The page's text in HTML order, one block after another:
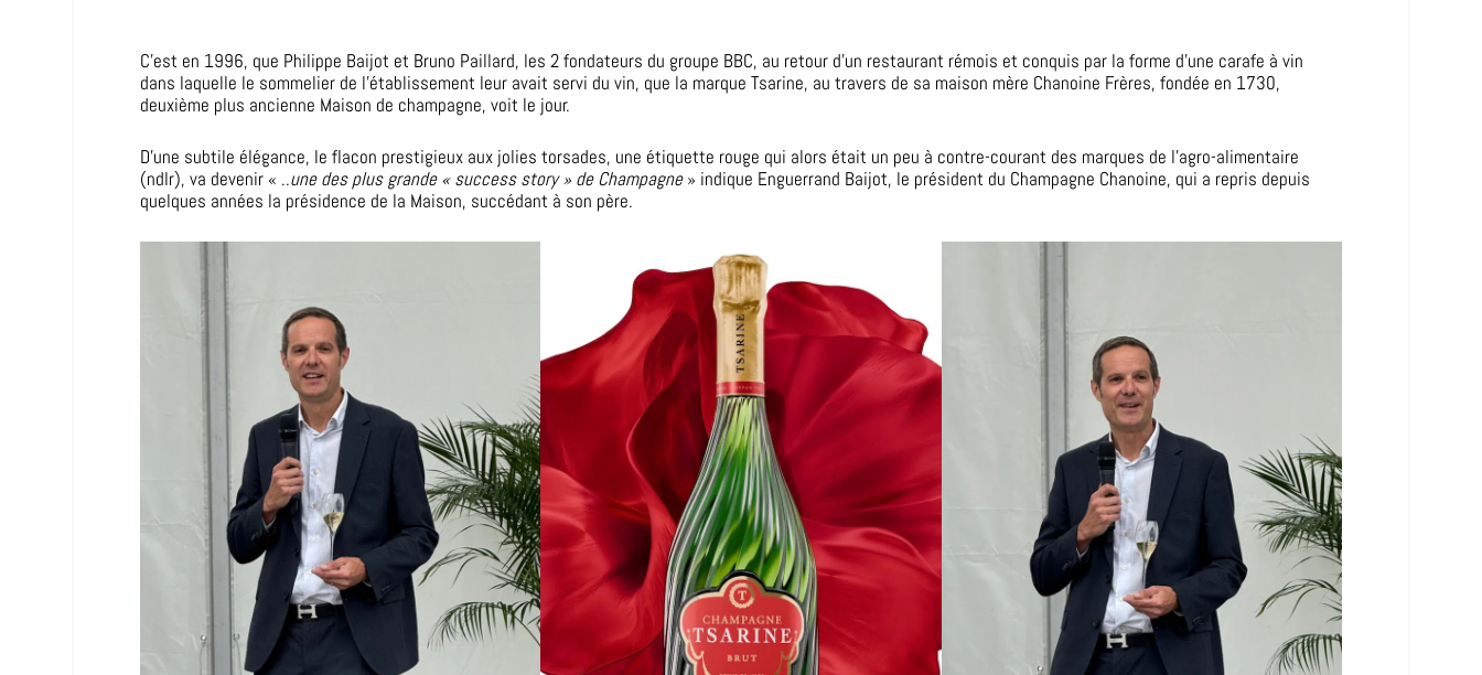
C’est en 1996, que Philippe Baijot et Bruno Paillard, les 2 fondateurs du groupe BBC, au retour d’un restaurant rémois et conquis par la forme d’une carafe à vin
dans laquelle le sommelier de l’établissement leur avait servi du vin, que la marque Tsarine, au travers de sa maison mère Chanoine Frères, fondée en 1730,
deuxième plus ancienne Maison de champagne, voit le jour.
D’une subtile élégance, le flacon prestigieux aux jolies torsades, une étiquette rouge qui alors était un peu à contre-courant des marques de l’agro-alimentaire
(ndlr), va devenir « ..une des plus grande « success story » de Champagne» indique Enguerrand Baijot, le président du Champagne Chanoine, qui a repris depuis
quelques années la présidence de la Maison, succédant à son père.